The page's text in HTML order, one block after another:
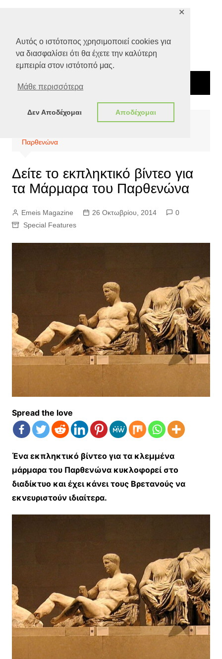
Αυτός ο ιστότοπος χρησιμοποιεί cookies για
να διασφαλίσει ότι θα έχετε την καλύτερη
εμπειρία στον ιστότοπό μας.
Μάθε περισσότερα
Δεν Αποδέχομαι Αποδέχομαι
✕
Special Features
Παρθενώνα
Δείτε το εκπληκτικό βίντεο για
τα Μάρμαρα του Παρθενώνα
Emeis Magazine 26 Οκτωβρίου, 2014
0
Special Features
Spread the love
Ένα εκπληκτικό βίντεο για τα κλεμμένα
μάρμαρα του Παρθενώνα κυκλοφορεί στο
διαδίκτυο και έχει κάνει τους Βρετανούς να
εκνευριστούν ιδιαίτερα.